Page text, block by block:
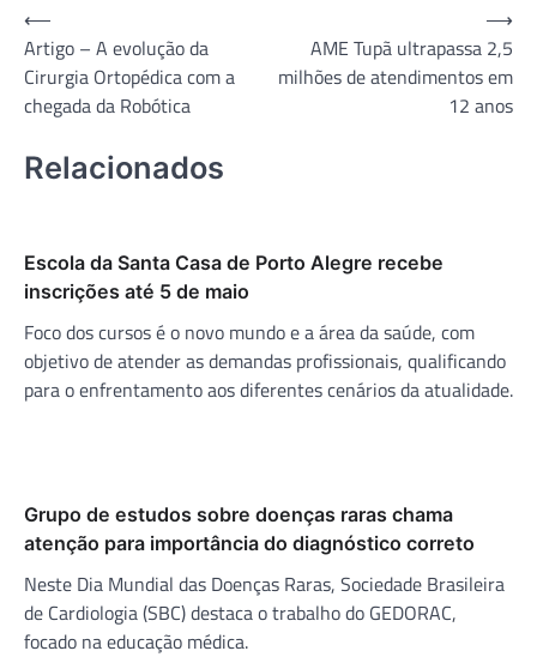
Navegação
de
Post
⟵
Artigo – A evolução da
Cirurgia Ortopédica com a
chegada da Robótica
AME Tupã ultrapassa 2,5
milhões de atendimentos em
12 anos
⟶
Relacionados
Escola da Santa Casa de Porto Alegre recebe
inscrições até 5 de maio
Foco dos cursos é o novo mundo e a área da saúde, com
objetivo de atender as demandas profissionais, qualificando
para o enfrentamento aos diferentes cenários da atualidade.
Grupo de estudos sobre doenças raras chama
atenção para importância do diagnóstico correto
Neste Dia Mundial das Doenças Raras, Sociedade Brasileira
de Cardiologia (SBC) destaca o trabalho do GEDORAC,
focado na educação médica.